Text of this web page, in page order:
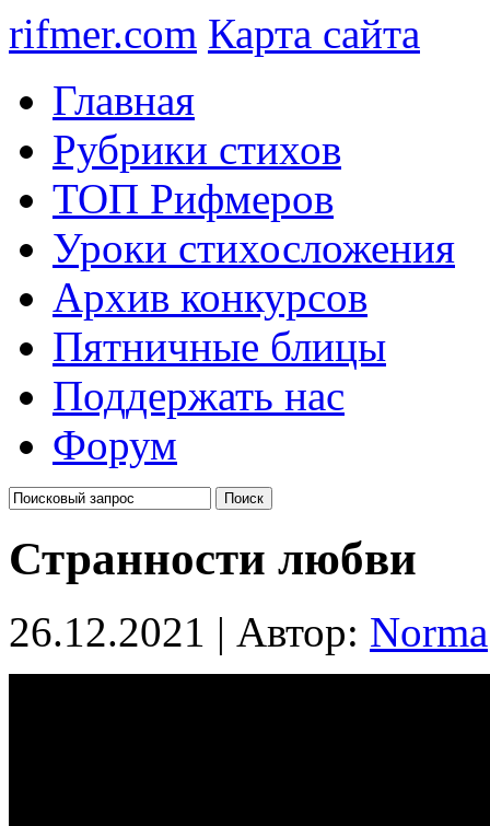
rifmer.com Карта сайта
Главная
Рубрики стихов
ТОП Рифмеров
Уроки стихосложения
Архив конкурсов
Пятничные блицы
Поддержать нас
Форум
Странности любви
26.12.2021 | Автор: Norma